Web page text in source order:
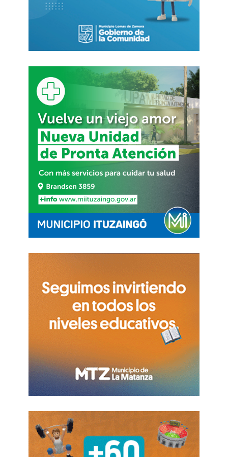
comer serán muchos más, y nos vamos a quedar
“Vamos a ser claros. Si no hay un político con la
valentía suficiente de pararse y decirlo todo,
estamos perdidos. Hay que sincerar ya, basta de
falsos institucionalismos”, reclamó.
Al comentarle que sigue muriendo gente,
aumenta el suicidio y que responde a un un plan
del gobierno para reducir población, Calloni
reforzó su denuncia del impacto del plan
económico actual y lo articuló al reclamo por
la mantener la vigencia de la doctrina peronista,
aunque reconoció que debe adaptarse a la
dinámica de un mundo cambiante.
por coraje”, señaló. Criticó la ausencia de
dirigentes recorriendo las villas, viendo cómo
vive la gente, donde las changas han
desaparecido y la miseria se multiplica. “En la
capital, hay personas buscando comida en la
basura. Los jubilados, los enfermos oncológicos
sin acceso a sus remedios, los policías con
salarios miserables: todos son víctimas de un
“Me parece vergonzoso que los medios pasen
imágenes de gente de vacaciones mientras